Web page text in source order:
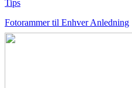
Tips
Fotorammer til Enhver Anledning